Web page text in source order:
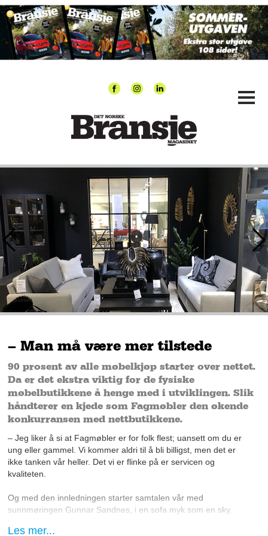
– Man må være mer tilstede
90 prosent av alle møbelkjøp starter over nettet.
Da er det ekstra viktig for de fysiske
møbelbutikkene å henge med i utviklingen. Slik
håndterer en kjede som Fagmøbler den økende
konkurransen med nettbutikkene.
– Jeg liker å si at Fagmøbler er for folk flest; uansett om du er
ung eller gammel. Vi kommer aldri til å bli billigst, men det er
ikke tanken vår heller. Det vi er flinke på er servicen og
kvaliteten.
Og med den innledningen starter samtalen vår med
sunnmøringen Gunnar Sandnes, i en sofa myk som en sky.
drevet med møbler i rundt 20 år. I 2015 kom han over den
Les mer...